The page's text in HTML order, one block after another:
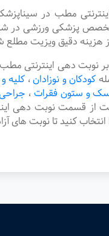
مطب در
پزشکی ورزشی در شهر
هزینه دقیق ویزیت مطلع
نوبت دهی اینترنتی
کودکان و نوزادان، کلیه
و ستون فقرات ،
از قسمت نوبت دهی
کنید تا نوبت های